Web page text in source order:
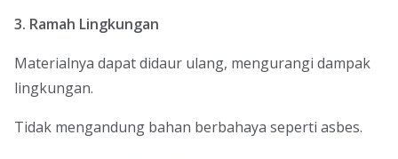
3. Ramah Lingkungan
Materialnya dapat didaur ulang, mengurangi dampak
lingkungan.
Tidak mengandung bahan berbahaya seperti asbes.